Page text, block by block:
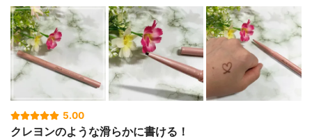
5.00
クレヨンのような滑らかに書ける！